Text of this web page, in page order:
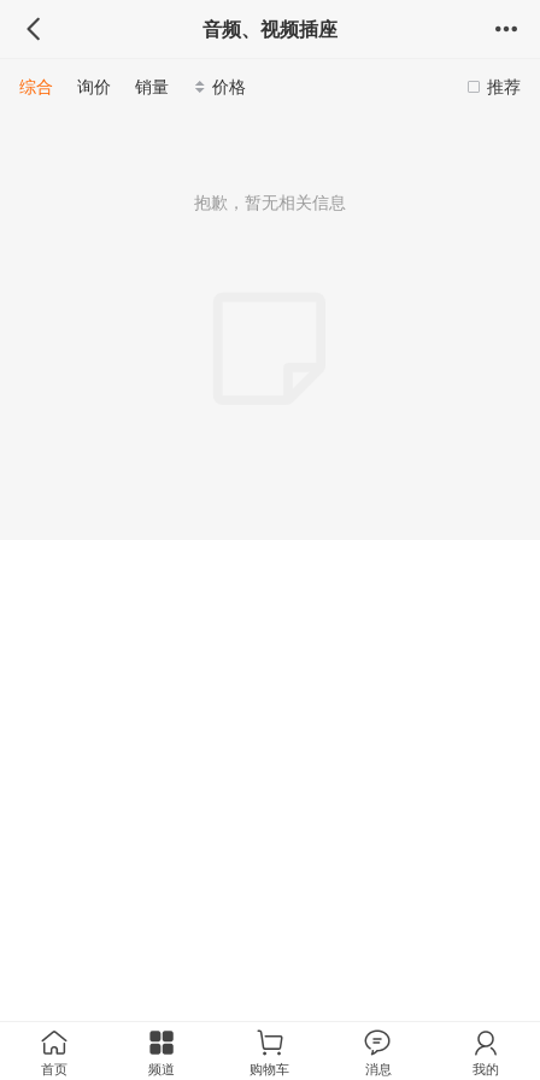
音频、视频插座
推荐
综合 询价 销量 价格
抱歉，暂无相关信息
首页 频道 购物车 消息 我的